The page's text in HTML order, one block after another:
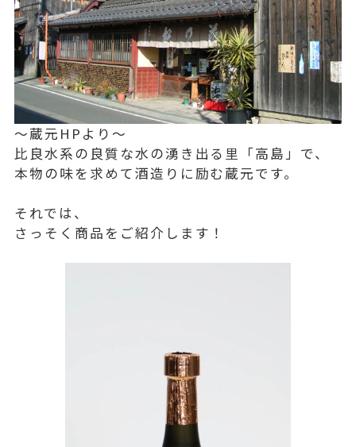
～蔵元HPより～
比良水系の良質な水の湧き出る里「高島」で、
本物の味を求めて酒造りに励む蔵元です。
それでは、
さっそく商品をご紹介します！